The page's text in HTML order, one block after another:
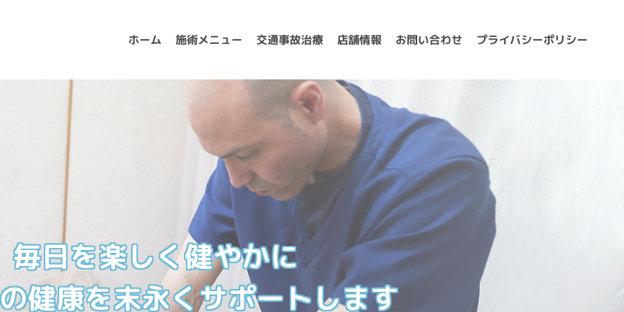
ホーム 施術メニュー 交通事故治療 店舗情報 お問い合わせ プライバシーポリシー
毎日を楽しく健やかに
健康を末永くサポートします